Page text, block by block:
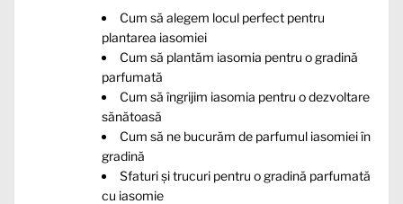
Cum să alegem locul perfect pentru
plantarea iasomiei
Cum să plantăm iasomia pentru o gradină
parfumată
Cum să îngrijim iasomia pentru o dezvoltare
sănătoasă
Cum să ne bucurăm de parfumul iasomiei în
gradină
Sfaturi și trucuri pentru o gradină parfumată
cu iasomie